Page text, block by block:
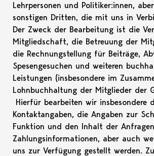
Lehrpersonen und Politiker:innen,
sonstigen Dritten, die mit uns in
Der Zweck der Bearbeitung ist die
Mitgliedschaft, die Betreuung der
die Rechnungstellung für Beiträge,
Spesengesuchen und weiteren
Leistungen (insbesondere im
Lohnbuchhaltung der Mitglieder der
Hierfür bearbeiten wir insbesondere
Kontaktangaben, die Angaben zur
Funktion und den Inhalt der
Zahlungsinformationen, aber auch
uns zur Verfügung gestellt werden.